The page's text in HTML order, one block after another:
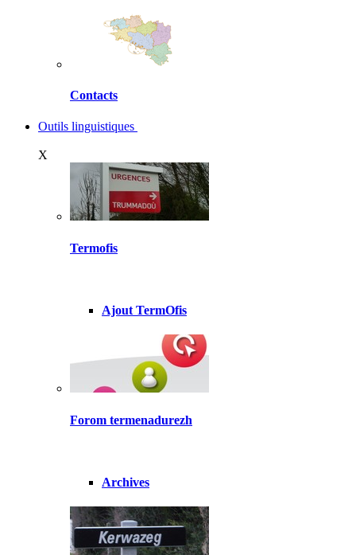
Contacts
Outils linguistiques
X
Termofis
Ajout TermOfis
Forom termenadurezh
Archives